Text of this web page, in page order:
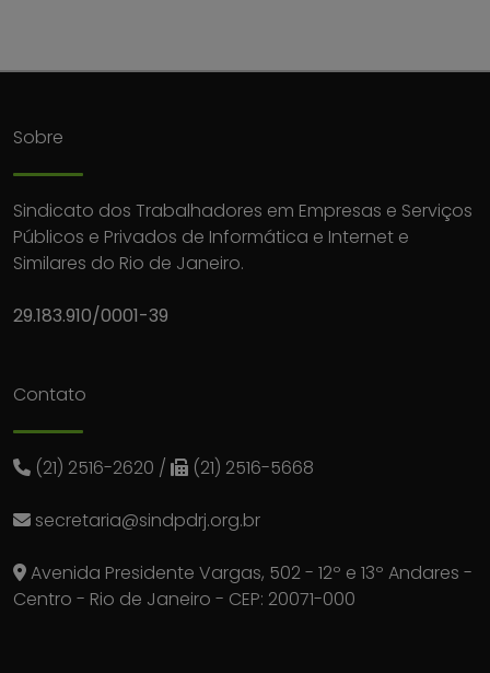
Sobre
Sindicato dos Trabalhadores em Empresas e Serviços
Públicos e Privados de Informática e Internet e
Similares do Rio de Janeiro.
29.183.910/0001-39
Contato
(21) 2516-2620 / (21) 2516-5668
secretaria@sindpdrj.org.br
Avenida Presidente Vargas, 502 - 12º e 13º Andares -
Centro - Rio de Janeiro - CEP: 20071-000